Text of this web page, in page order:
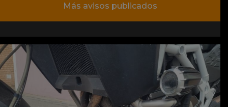
Más avisos publicados